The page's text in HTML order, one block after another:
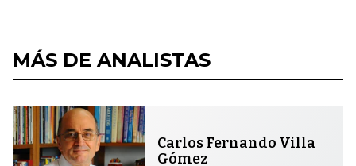
MÁS DE ANALISTAS
Carlos Fernando Villa
Gómez